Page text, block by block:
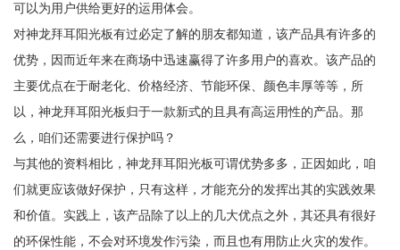
可以为用户供给更好的运用体会。
对神龙拜耳阳光板有过必定了解的朋友都知道，该产品具有许多的
优势，因而近年来在商场中迅速赢得了许多用户的喜欢。该产品的
主要优点在于耐老化、价格经济、节能环保、颜色丰厚等等，所
以，神龙拜耳阳光板归于一款新式的且具有高运用性的产品。那
么，咱们还需要进行保护吗？
与其他的资料相比，神龙拜耳阳光板可谓优势多多，正因如此，咱
们就更应该做好保护，只有这样，才能充分的发挥出其的实践效果
和价值。实践上，该产品除了以上的几大优点之外，其还具有很好
的环保性能，不会对环境发作污染，而且也有用防止火灾的发作。